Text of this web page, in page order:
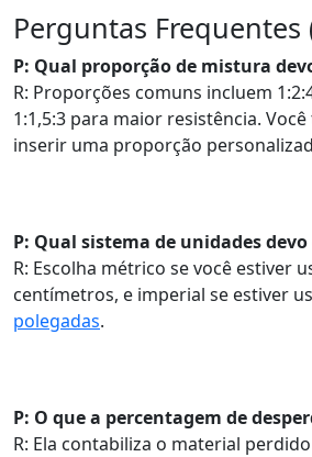
Perguntas Frequentes
P: Qual proporção de mistura
R: Proporções comuns incluem
1:1,5:3 para maior resistência.
inserir uma proporção
P: Qual sistema de unidades devo
R: Escolha métrico se você estiver
centímetros, e imperial se estiver
polegadas.
P: O que a percentagem de
R: Ela contabiliza o material